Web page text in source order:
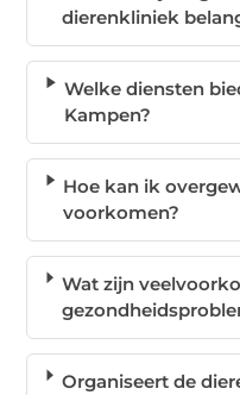
dierenkliniek
Welke diensten
Kampen?
Hoe kan ik
voorkomen?
Wat zijn
Organiseert de